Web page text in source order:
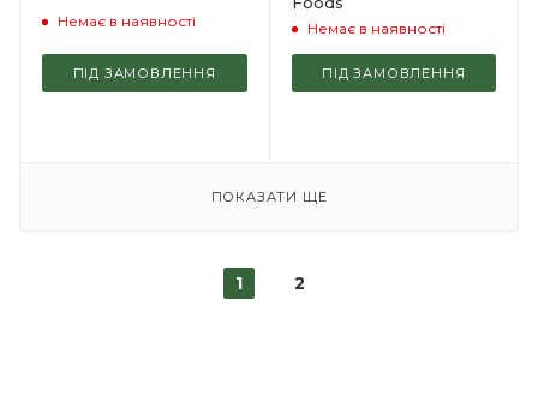
Немає в наявності
ПІД ЗАМОВЛЕННЯ
Немає в наявності
ПІД ЗАМОВЛЕННЯ
ПОКАЗАТИ ЩЕ
1 2